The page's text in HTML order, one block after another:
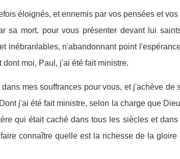
éloignés, et ennemis par vos pensées et
sa mort, pour vous présenter devant lui
inébranlables, n'abandonnant point
moi, Paul, j'ai été fait ministre.
mes souffrances pour vous, et j'achève
Dont j'ai été fait ministre, selon la charge que
qui était caché dans tous les siècles et
connaître quelle est la richesse de la